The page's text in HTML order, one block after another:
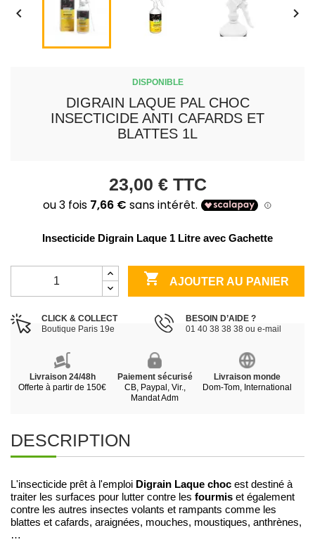
 
DISPONIBLE
DIGRAIN LAQUE PAL CHOC
INSECTICIDE ANTI CAFARDS ET
BLATTES 1L
23,00 € TTC
Insecticide Digrain Laque 1 Litre avec Gachette
 AJOUTER AU PANIER
CLICK & COLLECT
Boutique Paris 19e
BESOIN D’AIDE ?
01 40 38 38 38 ou e-mail
Livraison 24/48h
Offerte à partir de 150€
Paiement sécurisé
CB, Paypal, Vir.,
Mandat Adm
Livraison monde
Dom-Tom, International
DESCRIPTION
L'insecticide prêt à l'emploi Digrain Laque choc est destiné à
traiter les surfaces pour lutter contre les fourmis et également
contre les autres insectes volants et rampants comme les
blattes et cafards, araignées, mouches, moustiques, anthrènes,
…